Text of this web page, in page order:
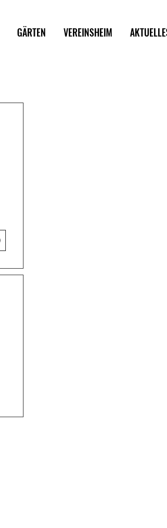
GÄRTEN VEREINSHEIM